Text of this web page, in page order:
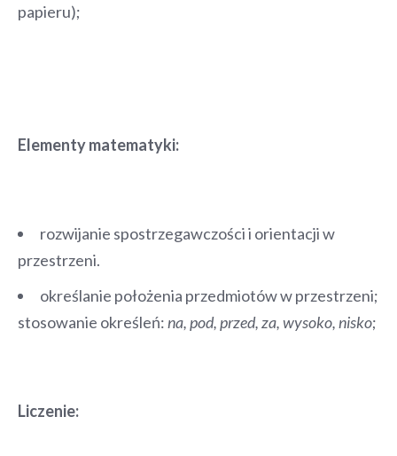
papieru);
Elementy matematyki:
rozwijanie spostrzegawczości i orientacji w
przestrzeni.
określanie położenia przedmiotów w przestrzeni;
stosowanie określeń:na, pod, przed, za, wysoko, nisko;
Liczenie: